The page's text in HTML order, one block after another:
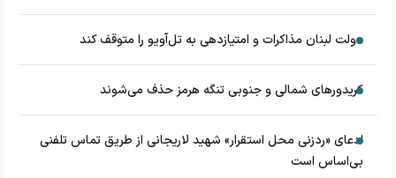
دولت لبنان مذاکرات و امتیازدهی به تل‌آویو را متوقف کند
کریدورهای شمالی و جنوبی تنگه هرمز حذف می‌شوند
ادعای «ردزنی محل استقرار» شهید لاریجانی از طریق تماس تلفنی
بی‌اساس است